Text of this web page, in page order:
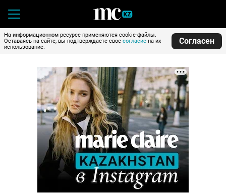
На информационном ресурсе применяются cookie-файлы.
Оставаясь на сайте, вы подтверждаете свое согласие на их
использование.
Согласен